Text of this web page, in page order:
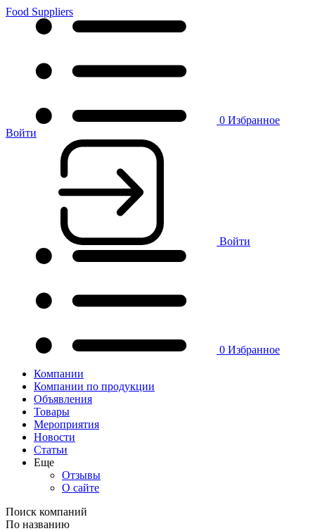
Food Suppliers
0 Избранное
Войти
Войти
0 Избранное
Компании
Компании по продукции
Объявления
Товары
Мероприятия
Новости
Статьи
Еще
Отзывы
О сайте
Поиск компаний
По названию